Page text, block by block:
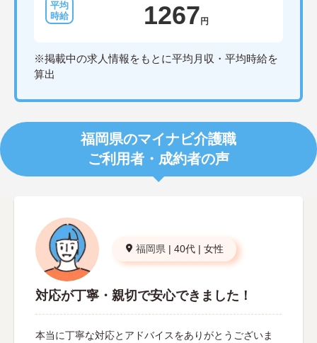
1267 円
※掲載中の求人情報をもとに平均月収・平均時給を
算出
福岡県のマイナビ介護職
ご利用者・成約者の声
福岡県 | 40代 | 女性
対応が丁寧・親切で安心できました！
本当に丁寧な対応とアドバイスをありがとうございま